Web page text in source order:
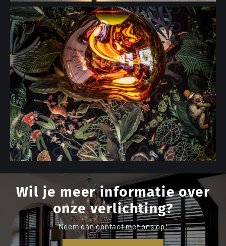
Wil je meer informatie over
onze verlichting?
Neem dan contact met ons op!